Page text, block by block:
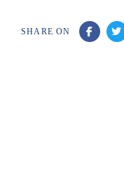
SHARE ON